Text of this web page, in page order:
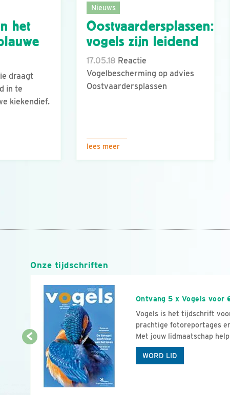
het
draagt
in te
kiekendief.
Nieuws
Oostvaardersplassen:
vogels zijn leidend
17.05.18 Reactie
Vogelbescherming op advies
Oostvaardersplassen
lees meer
Onze tijdschriften
Ontvang 5 x Vogels voor
Vogels is het tijdschrift
prachtige fotoreportages
Met jouw lidmaatschap
WORD LID